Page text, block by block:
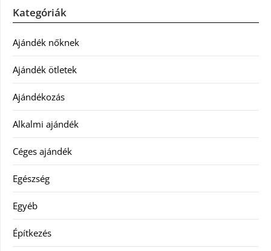
Kategóriák
Ajándék nőknek
Ajándék ötletek
Ajándékozás
Alkalmi ajándék
Céges ajándék
Egészség
Egyéb
Építkezés